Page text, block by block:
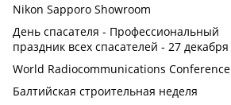
Nikon Sapporo Showroom
День спасателя - Профессиональный
праздник всех спасателей - 27 декабря
World Radiocommunications Conference
Балтийская строительная неделя